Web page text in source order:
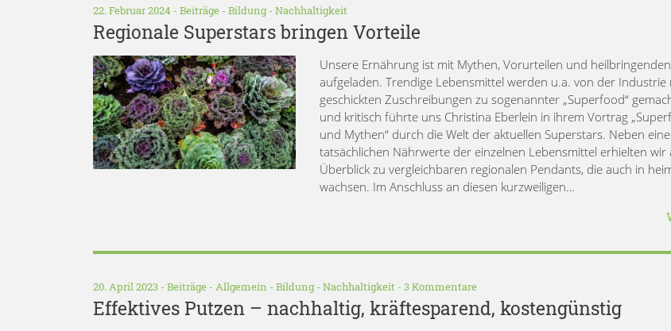
22. Februar 2024 - Beiträge - Bildung- Nachhaltigkeit
Regionale Superstars bringen Vorteile
Unsere Ernährung ist mit Mythen, Vorurteilen und
aufgeladen. Trendige Lebensmittel werden u.a. von der Industrie
geschickten Zuschreibungen zu sogenannter „Superfood“
und kritisch führte uns Christina Eberlein in ihrem Vortrag
und Mythen“ durch die Welt der aktuellen Superstars. Neben
tatsächlichen Nährwerte der einzelnen Lebensmittel erhielten wir
Überblick zu vergleichbaren regionalen Pendants, die auch in
wachsen. Im Anschluss an diesen kurzweiligen…
20. April 2023 - Beiträge - Allgemein - Bildung- Nachhaltigkeit - 3 Kommentare
Effektives Putzen – nachhaltig, kräftesparend, kostengünstig